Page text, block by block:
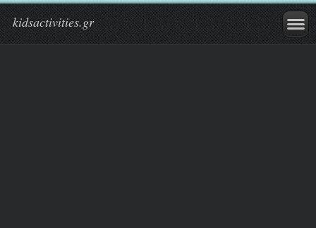
kidsactivities.gr